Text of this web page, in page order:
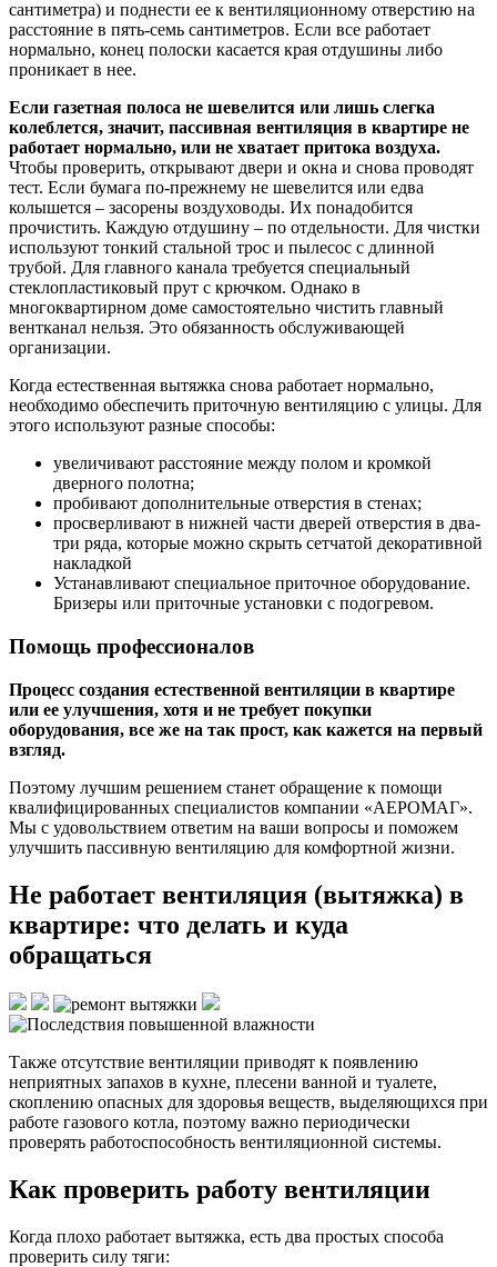
сантиметра) и поднести ее к вентиляционному отверстию на
расстояние в пять-семь сантиметров. Если все работает
нормально, конец полоски касается края отдушины либо
проникает в нее.
Если газетная полоса не шевелится или лишь слегка
колеблется, значит, пассивная вентиляция в квартире не
работает нормально, или не хватает притока воздуха.
Чтобы проверить, открывают двери и окна и снова проводят
тест. Если бумага по-прежнему не шевелится или едва
колышется – засорены воздуховоды. Их понадобится
прочистить. Каждую отдушину – по отдельности. Для чистки
используют тонкий стальной трос и пылесос с длинной
трубой. Для главного канала требуется специальный
стеклопластиковый прут с крючком. Однако в
многоквартирном доме самостоятельно чистить главный
вентканал нельзя. Это обязанность обслуживающей
организации.
Когда естественная вытяжка снова работает нормально,
необходимо обеспечить приточную вентиляцию с улицы. Для
этого используют разные способы:
увеличивают расстояние между полом и кромкой
дверного полотна;
пробивают дополнительные отверстия в стенах;
просверливают в нижней части дверей отверстия в два-
три ряда, которые можно скрыть сетчатой декоративной
накладкой
Устанавливают специальное приточное оборудование.
Бризеры или приточные установки с подогревом.
Помощь профессионалов
Процесс создания естественной вентиляции в квартире
или ее улучшения, хотя и не требует покупки
оборудования, все же на так прост, как кажется на первый
взгляд.
Поэтому лучшим решением станет обращение к помощи
квалифицированных специалистов компании «АЕРОМАГ».
Мы с удовольствием ответим на ваши вопросы и поможем
улучшить пассивную вентиляцию для комфортной жизни.
Не работает вентиляция (вытяжка) в
квартире: что делать и куда
обращаться
Также отсутствие вентиляции приводят к появлению
неприятных запахов в кухне, плесени ванной и туалете,
скоплению опасных для здоровья веществ, выделяющихся при
работе газового котла, поэтому важно периодически
проверять работоспособность вентиляционной системы.
Как проверить работу вентиляции
Когда плохо работает вытяжка, есть два простых способа
проверить силу тяги: